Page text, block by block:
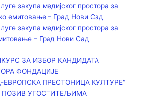
закупа медијског простора за
емитовање – Град Нови Сад
закупа медијског простора за
– Град Нови Сад
ЗА ИЗБОР КАНДИДАТА
ФОНДАЦИЈЕ
ЕВРОПСКА ПРЕСТОНИЦА КУЛТУРЕ“
ПОЗИВ УГОСТИТЕЉИМА